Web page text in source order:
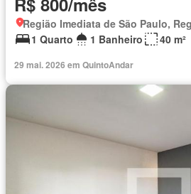
1 Quarto
1 Banheiro 40 m²
29 mai. 2026 em QuintoAndar